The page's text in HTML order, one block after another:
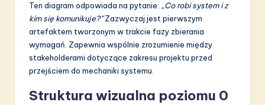
Ten diagram odpowiada na pytanie: „Co robi system i z
kim się komunikuje?”Zazwyczaj jest pierwszym
artefaktem tworzonym w trakcie fazy zbierania
wymagań. Zapewnia wspólnie zrozumienie między
stakeholderami dotyczące zakresu projektu przed
przejściem do mechaniki systemu.
Struktura wizualna poziomu 0